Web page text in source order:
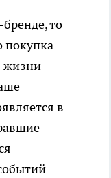
то
покупка
жизни
в